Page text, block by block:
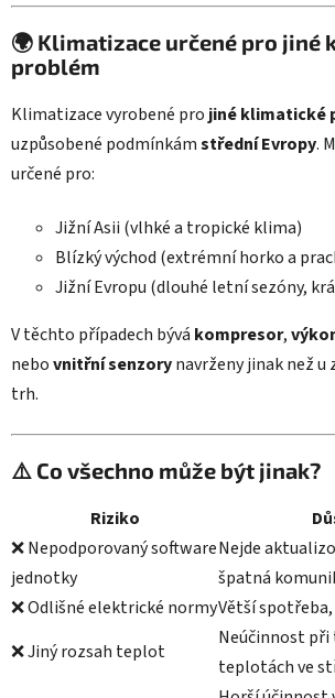
🌍 Klimatizace určené pro jiné
problém
Klimatizace vyrobené pro jiné klimatické
uzpůsobené podmínkámstřední Evropy.
určené pro:
Jižní Asii (vlhké a tropické klima)
Blízký východ (extrémní horko a
Jižní Evropu (dlouhé letní sezóny,
V těchto případech bývá kompresor,
nebovnitřní senzorynavrženy jinak než u
trh.
⚠️ Co všechno může být jinak?
Riziko
❌ Nepodporovaný software
jednotky
Nejde
špatná
❌ Odlišné elektrické normyVětší
❌ Jiný rozsah teplot
Neúčinnost při
teplotách ve